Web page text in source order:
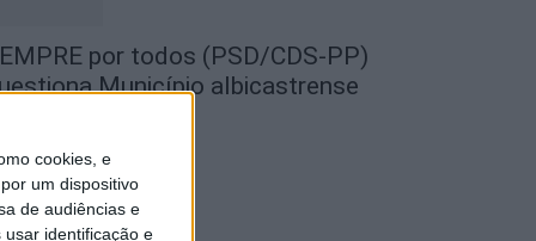
cookies, e
um dispositivo
de audiências e
identificação e
por todos (PSD/CDS-PP)
Município albicastrense